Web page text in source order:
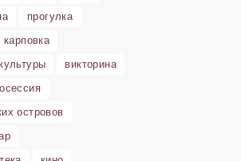
прогулка
карповка
викторина
островов